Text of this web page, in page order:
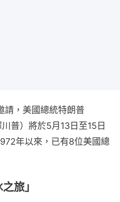
請，美國總統特朗普
普）將於5月13日至15日
年以來，已有8位美國總
旅」